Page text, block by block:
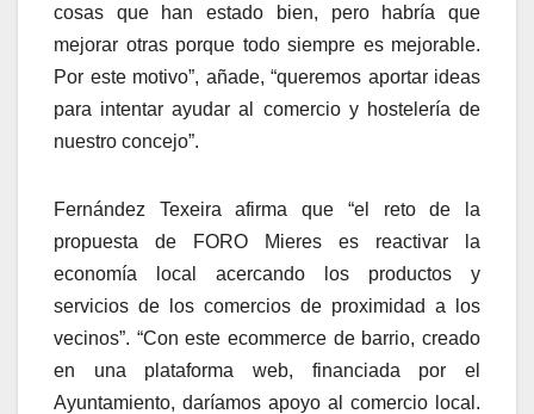
cosas que han estado bien, pero habría que
mejorar otras porque todo siempre es mejorable.
Por este motivo”, añade, “queremos aportar ideas
para intentar ayudar al comercio y hostelería de
nuestro concejo”.
Fernández Texeira afirma que “el reto de la
propuesta de FORO Mieres es reactivar la
economía local acercando los productos y
servicios de los comercios de proximidad a los
vecinos”. “Con este ecommerce de barrio, creado
en una plataforma web, financiada por el
Ayuntamiento, daríamos apoyo al comercio local.